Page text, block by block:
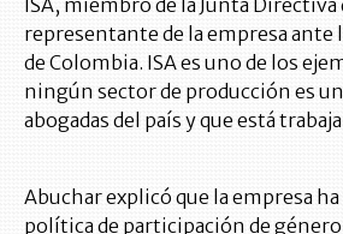
representante de la empresa ante
de Colombia. ISA es uno de los
ningún sector de producción es
abogadas del país y que está
Abuchar explicó que la empresa
política de participación de